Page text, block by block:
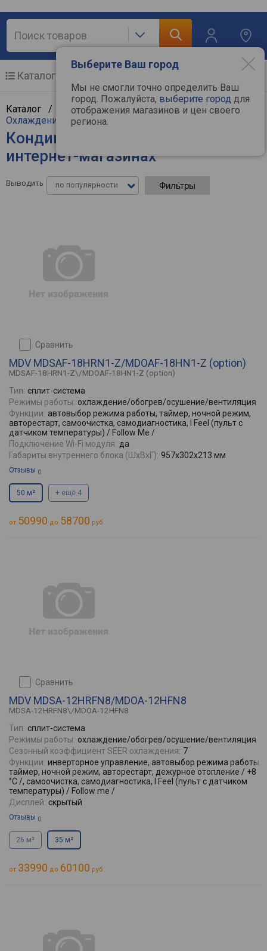
Выберите Ваш город
Мы не смогли точно определить Ваш
город. Пожалуйста, выберите город для
отображения магазинов и цен своего
региона.
Каталог
Каталог / Климат, отопление и водоснабжение/
Охлаждение и климат/
Кондиционеры MDV - цены в
интернет-магазинах
Выводить по популярности Фильтры
сравнить
MDV MDSAF-18HRN1-Z/MDOAF-18HN1-Z (option)
MDSAF-18HRN1-Z\/MDOAF-18HN1-Z (option)
Тип: сплит-система
Режимы работы: охлаждение/обогрев/осушение/вентиляция
Функции: автовыбор режима работы, таймер, ночной режим,
авторестарт, самоочистка, самодиагностика, I Feel (пульт с
датчиком температуры) / Follow Me /
Подключение Wi-Fi модуля: да
Габариты внутреннего блока (ШхВхГ): 957x302x213 мм
Отзывы 0
50 м² + ещё 4
от 50990 до 58700 руб.
сравнить
MDV MDSA-12HRFN8/MDOA-12HFN8
MDSA-12HRFN8\/MDOA-12HFN8
Тип: сплит-система
Режимы работы: охлаждение/обогрев/осушение/вентиляция
Сезонный коэффициент SEER охлаждения: 7
Функции: инверторное управление, автовыбор режима работы,
таймер, ночной режим, авторестарт, дежурное отопление / +8
°С /, самоочистка, самодиагностика, I Feel (пульт с датчиком
температуры) / Follow me /
Дисплей: скрытый
Отзывы 0
26 м² 35 м²
от 33990 до 60100 руб.